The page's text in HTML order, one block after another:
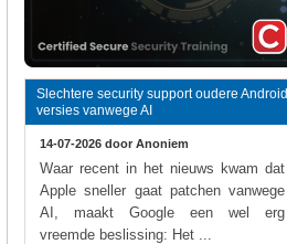
Slechtere security support oudere Android
versies vanwege AI
14-07-2026 door Anoniem
Waar recent in het nieuws kwam dat
Apple sneller gaat patchen vanwege
AI, maakt Google een wel erg
vreemde beslissing: Het ...